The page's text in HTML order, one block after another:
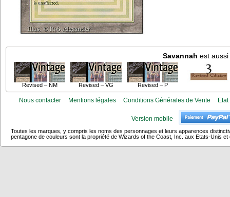
Savannah est
Revised – NM Revised – VG Revised – P
Nous contacter Mentions légales Conditions Générales de Vente
Version mobile
Toutes les marques, y compris les noms des personnages et leurs apparences
pentagone de couleurs sont la propriété de Wizards of the Coast, Inc. aux Etats-Unis